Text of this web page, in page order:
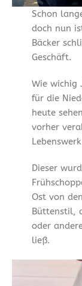
Schon
doch nun
Bäcker
Geschäft.
Wie wichig
für die
heute
vorher
Dieser
Ost von
Büttenstil,
oder
ließ.